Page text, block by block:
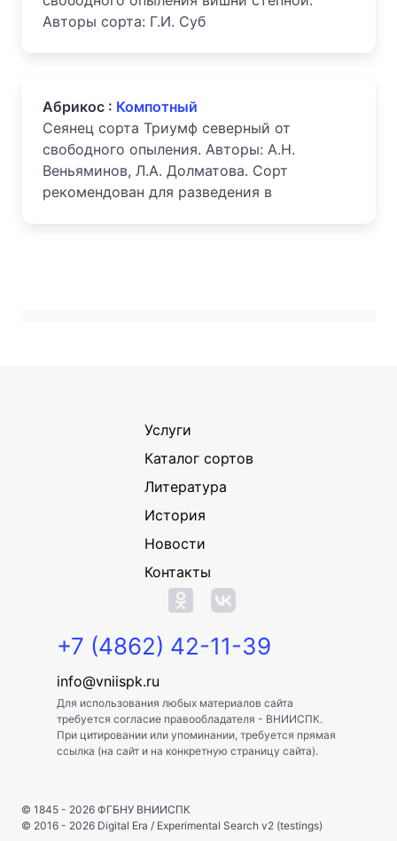
Авторы сорта: Г.И. Суб
Абрикос : Компотный
Сеянец сорта Триумф северный от
свободного опыления. Авторы: А.Н.
Веньяминов, Л.А. Долматова. Сорт
рекомендован для разведения в
Услуги
Каталог сортов
Литература
История
Новости
Контакты
+7 (4862) 42-11-39
info@vniispk.ru
Для использования любых материалов сайта
требуется согласие правообладателя - ВНИИСПК.
При цитировании или упоминании, требуется прямая
ссылка (на сайт и на конкретную страницу сайта).
© 1845 - 2026 ФГБНУ ВНИИСПК
© 2016 - 2026 Digital Era / Experimental Search v2 (testings)